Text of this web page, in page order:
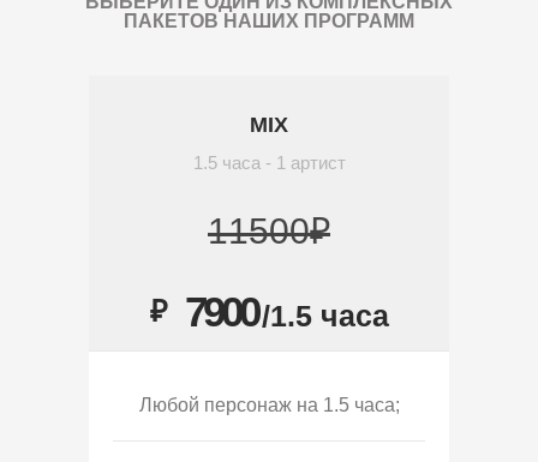
ПАКЕТОВ НАШИХ ПРОГРАММ
MIX
1.5 часа - 1 артист
11500₽
₽ 7900/1.5 часа
Любой персонаж на 1.5 часа;